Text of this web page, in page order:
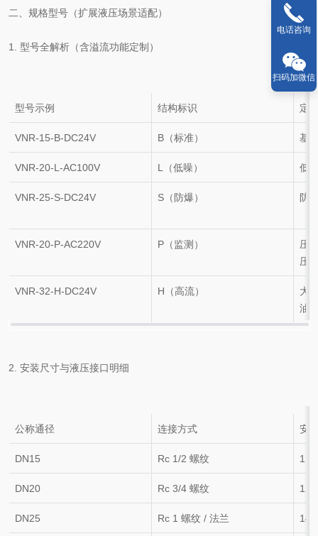
二、规格型号（扩展液压场景适配）
1. 型号全解析（含溢流功能定制）
型号示例 结构标识 定
VNR-15-B-DC24V B（标准） 基
VNR-20-L-AC100V L（低噪） 低
VNR-25-S-DC24V S（防爆） 防
VNR-20-P-AC220V P（监测）
压
压
VNR-32-H-DC24V H（高流）
大
油
2. 安装尺寸与液压接口明细
公称通径 连接方式 安
DN15 Rc 1/2 螺纹 110
DN20 Rc 3/4 螺纹 125
DN25 Rc 1 螺纹 / 法兰 140
电话咨询
扫码加微信